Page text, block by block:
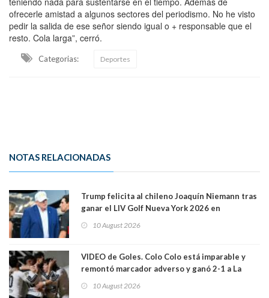
ofrecerle amistad a algunos sectores del periodismo. No he visto
pedir la salida de ese señor siendo igual o + responsable que el
resto. Cola larga”, cerró.
Categorias: Deportes
NOTAS RELACIONADAS
Trump felicita al chileno Joaquín Niemann tras
ganar el LIV Golf Nueva York 2026 en
10 August 2026
VIDEO de Goles. Colo Colo está imparable y
remontó marcador adverso y ganó 2-1 a La
Palestino también 2-1. VIDEOS
10 August 2026